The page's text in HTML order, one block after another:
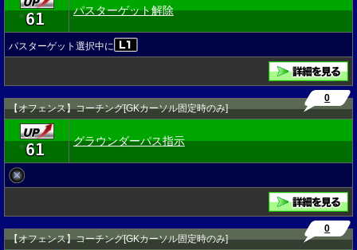
★61 パスターゲット解除
パスターゲット選択中に
【オフェンス】コーチング[GKカーソル固定時のみ]
0
★61 グラウンダーパス指示
【オフェンス】コーチング[GKカーソル固定時のみ]
0